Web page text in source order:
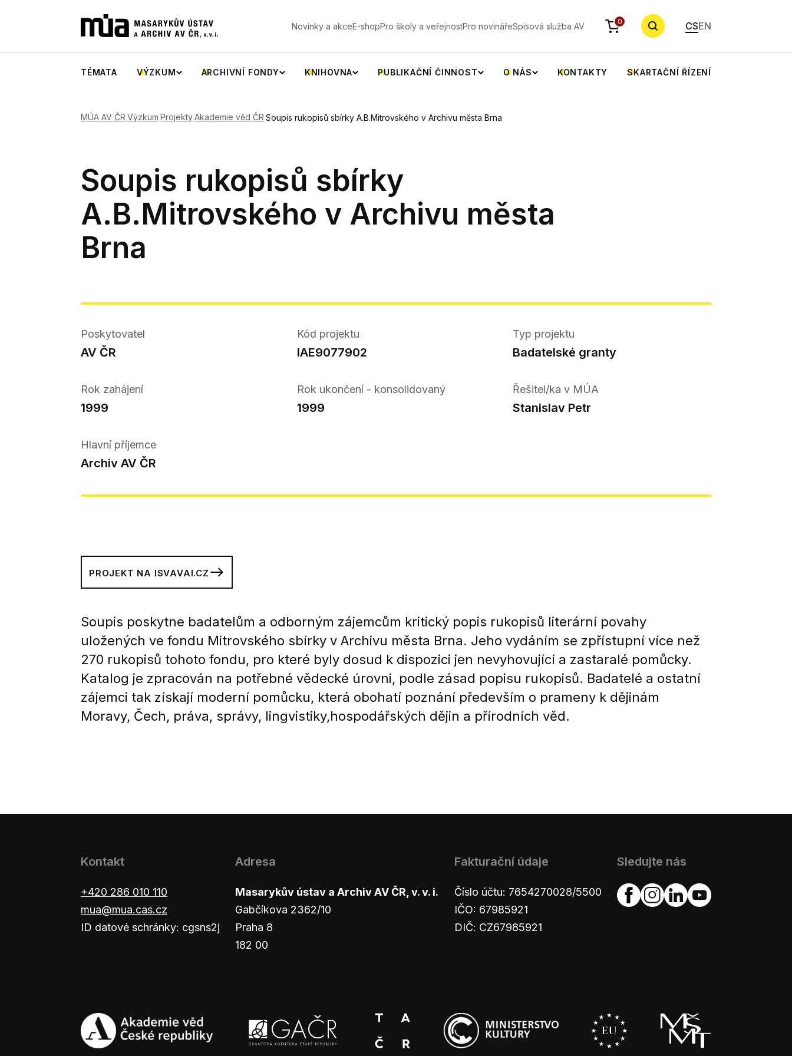
Novinky a akceE-shopPro školy a veřejnostPro novinářeSpisová služba AV 0 CSEN
TÉMATA VÝZKUM ARCHIVNÍ FONDY KNIHOVNA PUBLIKAČNÍ ČINNOST O NÁS KONTAKTY SKARTAČNÍ ŘÍZENÍ
MÚA AV ČR Výzkum ProjektyAkademie věd ČR Soupis rukopisů sbírky A.B.Mitrovského v Archivu města Brna
Soupis rukopisů sbírky
A.B.Mitrovského v Archivu města
Brna
Poskytovatel
AV ČR
Kód projektu
IAE9077902
Typ projektu
Badatelské granty
Rok zahájení
1999
Rok ukončení - konsolidovaný
1999
Řešitel/ka v MÚA
Stanislav Petr
Hlavní příjemce
Archiv AV ČR
PROJEKT NA ISVAVAI.CZ
Soupis poskytne badatelům a odborným zájemcům kritický popis rukopisů literární povahy
uložených ve fondu Mitrovského sbírky v Archivu města Brna. Jeho vydáním se zpřístupní více než
270 rukopisů tohoto fondu, pro které byly dosud k dispozici jen nevyhovující a zastaralé pomůcky.
Katalog je zpracován na potřebné vědecké úrovni, podle zásad popisu rukopisů. Badatelé a ostatní
zájemci tak získají moderní pomůcku, která obohatí poznání především o prameny k dějinám
Moravy, Čech, práva, správy, lingvistiky,hospodářských dějin a přírodních věd.
Kontakt
+420 286 010 110
mua@mua.cas.cz
ID datové schránky: cgsns2j
Adresa
Masarykův ústav a Archiv AV ČR, v. v. i.
Gabčíkova 2362/10
Praha 8
182 00
Fakturační údaje
Číslo účtu: 7654270028/5500
IČO: 67985921
DIČ: CZ67985921
Sledujte nás